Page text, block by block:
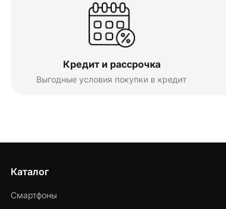
Кредит и рассрочка
Выгодные условия покупки в кредит
Каталог
Смартфоны